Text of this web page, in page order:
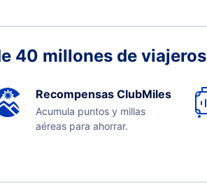
40 millones de viajeros
Recompensas ClubMiles
Acumula puntos y millas
aéreas para ahorrar.